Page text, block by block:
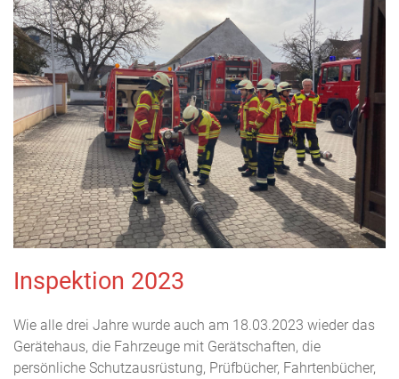
Inspektion 2023
Wie alle drei Jahre wurde auch am 18.03.2023 wieder das
Gerätehaus, die Fahrzeuge mit Gerätschaften, die
persönliche Schutzausrüstung, Prüfbücher, Fahrtenbücher,